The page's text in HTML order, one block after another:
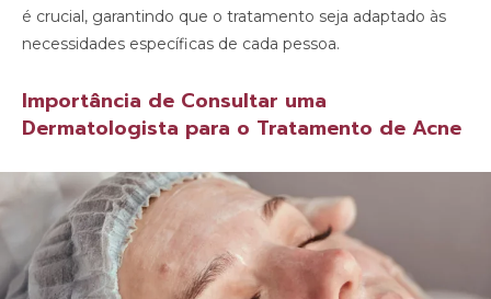
é crucial, garantindo que o tratamento seja adaptado às
necessidades específicas de cada pessoa.
Importância de Consultar uma
Dermatologista para o Tratamento de Acne